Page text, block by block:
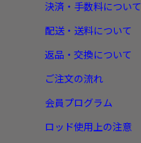
決済・手数料について
配送・送料について
返品・交換について
ご注文の流れ
会員プログラム
ロッド使用上の注意